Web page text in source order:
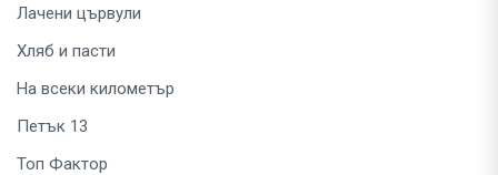
Лачени цървули
Хляб и пасти
На всеки километър
Петък 13
Топ Фактор